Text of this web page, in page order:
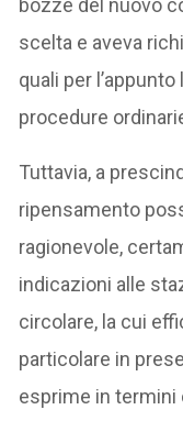
scelta e aveva
quali per
procedure
Tuttavia, a
ripensamento
ragionevole,
indicazioni alle
circolare, la cui
particolare in
esprime in